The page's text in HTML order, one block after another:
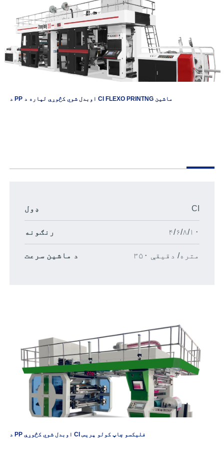
د PP اوبدل شوي کڅوړې لپاره د CI FLEXO PRINTNG ماشین
ډول CI
رنګونه ۴/۶/۸/۱۰
د ماشین سرعت ۳۵۰ متره/ دقیقې
د PP اوبدل شوي کڅوړې CI فلیکسو چاپ کولو پریس